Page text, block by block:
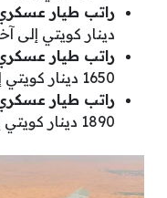
راتب طيار عسكري
دينار كويتي إلى آخر مربوط
راتب طيار
1650 دينار كويتي إلى آخر مربوط 1830 دينار كويتي.
راتب طيار
1890 دينار كويتي إلى آخر مربوط 2070 دينار كويتي.